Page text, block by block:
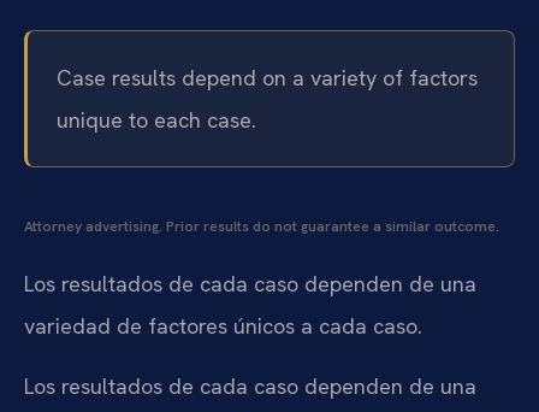
Case results depend on a variety of factors
unique to each case.
Attorney advertising. Prior results do not guarantee a similar outcome.
Los resultados de cada caso dependen de una
variedad de factores únicos a cada caso.
Los resultados de cada caso dependen de una